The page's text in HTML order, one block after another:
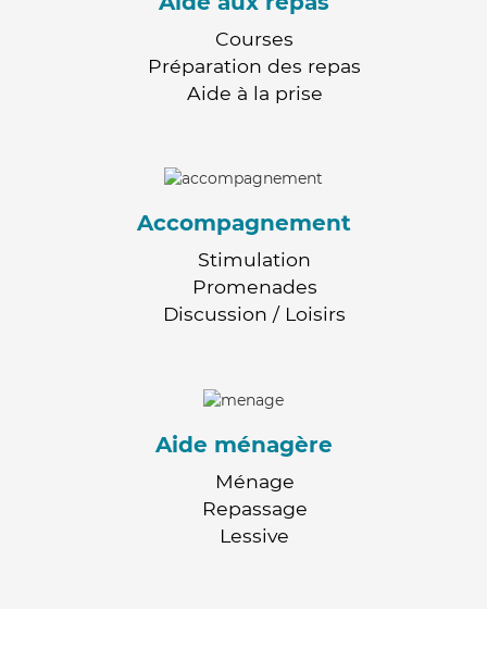
Courses
Préparation des repas
Aide à la prise
Accompagnement
Stimulation
Promenades
Discussion / Loisirs
Aide ménagère
Ménage
Repassage
Lessive